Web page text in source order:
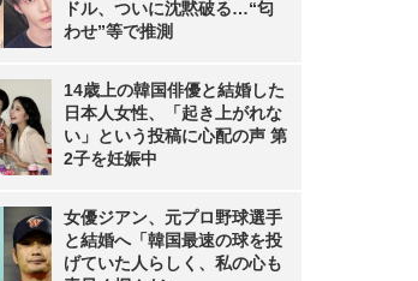
ドル、ついに沈黙破る…“匂
わせ”等で推測
14歳上の韓国俳優と結婚した
日本人女性、「起き上がれな
い」という投稿に心配の声 第
2子を妊娠中
女優ジアン、元プロ野球選手
と結婚へ「韓国最速の球を投
げていた人らしく、私の心も